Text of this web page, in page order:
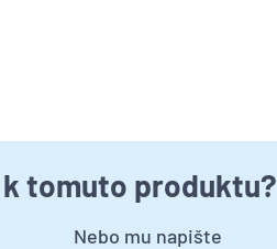
tomuto produktu?
Nebo mu napište